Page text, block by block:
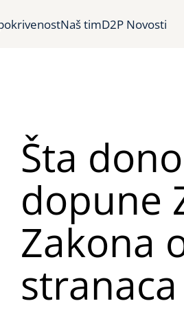
Naš timD2P Novosti
Šta
dopune
Zakona
stranaca